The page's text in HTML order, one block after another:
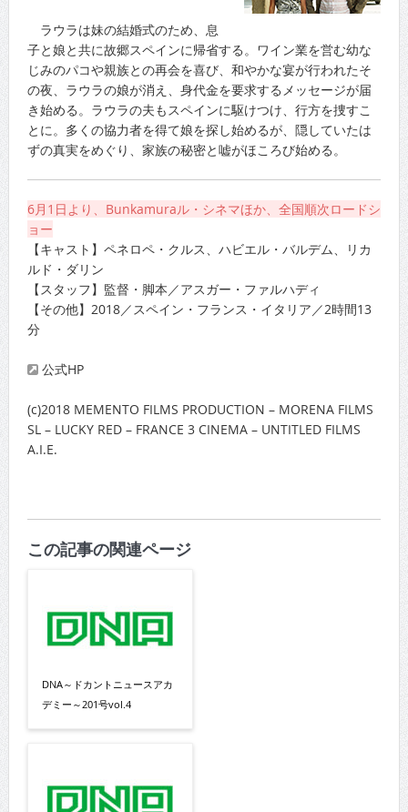
ラウラは妹の結婚式のため、息
子と娘と共に故郷スペインに帰省する。ワイン業を営む幼な
じみのパコや親族との再会を喜び、和やかな宴が行われたそ
の夜、ラウラの娘が消え、身代金を要求するメッセージが届
き始める。ラウラの夫もスペインに駆けつけ、行方を捜すこ
とに。多くの協力者を得て娘を探し始めるが、隠していたは
ずの真実をめぐり、家族の秘密と嘘がほころび始める。
6月1日より、Bunkamuraル・シネマほか、全国順次ロードシ
ョー
【キャスト】ペネロペ・クルス、ハビエル・バルデム、リカ
ルド・ダリン
【スタッフ】監督・脚本／アスガー・ファルハディ
【その他】2018／スペイン・フランス・イタリア／2時間13
分
公式HP
(c)2018 MEMENTO FILMS PRODUCTION – MORENA FILMS
SL – LUCKY RED – FRANCE 3 CINEMA – UNTITLED FILMS
A.I.E.
この記事の関連ページ
DNA～ドカントニュースアカ
デミー～201号vol.4